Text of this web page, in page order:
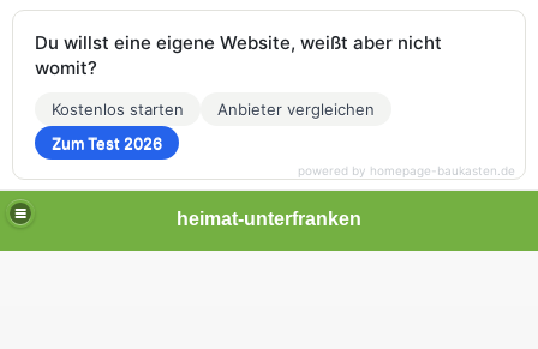
heimat-unterfranken
Du willst eine eigene Website, weißt aber nicht
womit?
Kostenlos starten
Anbieter vergleichen
Zum Test 2026
powered by homepage-baukasten.de